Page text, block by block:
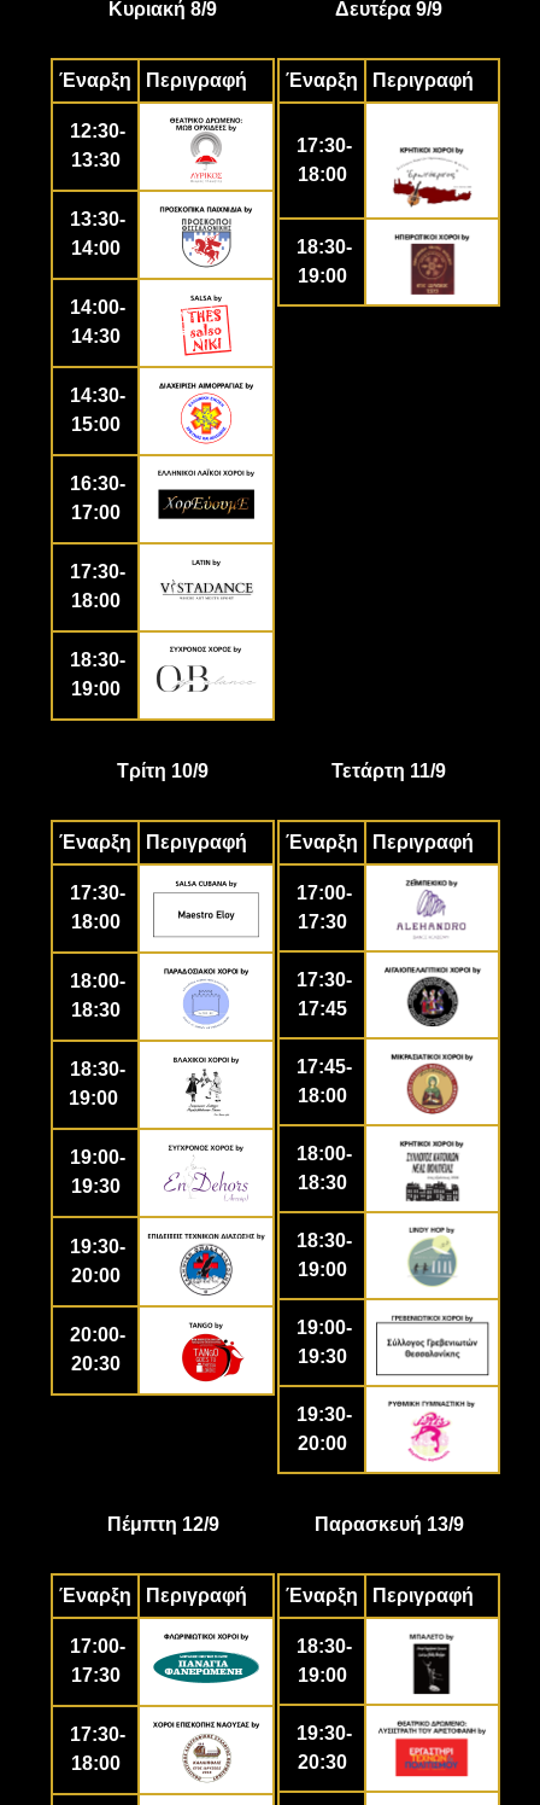
Κυριακή 8/9 Δευτέρα 9/9
Έναρξη Περιγραφή
12:30-
13:30
13:30-
14:00
14:00-
14:30
14:30-
15:00
16:30-
17:00
17:30-
18:00
18:30-
19:00
Έναρξη Περιγραφή
17:30-
18:00
18:30-
19:00
Τρίτη 10/9 Τετάρτη 11/9
Έναρξη Περιγραφή
17:30-
18:00
18:00-
18:30
18:30-
19:00
19:00-
19:30
19:30-
20:00
20:00-
20:30
Έναρξη Περιγραφή
17:00-
17:30
17:30-
17:45
17:45-
18:00
18:00-
18:30
18:30-
19:00
19:00-
19:30
19:30-
20:00
Πέμπτη 12/9 Παρασκευή 13/9
Έναρξη Περιγραφή
17:00-
17:30
17:30-
18:00
Έναρξη Περιγραφή
18:30-
19:00
19:30-
20:30